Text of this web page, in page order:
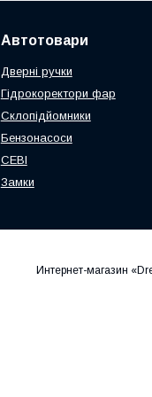
Автотовари
Дверні ручки
Гідрокоректори фар
Склопідйомники
Бензонасоси
СЕВІ
Замки